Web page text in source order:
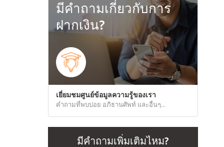
Français
日本語
Italiano
Português
มีคำถามเกี่ยวกับการ
ฝากเงิน?
เยี่ยมชมศูนย์ข้อมูลความรู้ของเรา
คำถามที่พบบ่อย อภิธานศัพท์ และอื่นๆ...
มีคำถามเพิ่มเติมไหม?